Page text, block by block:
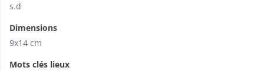
s.d
Dimensions
9x14 cm
Mots clés lieux